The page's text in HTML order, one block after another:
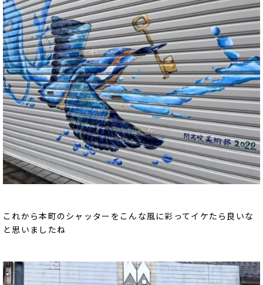
これから本町のシャッターをこんな風に彩ってイケたら良いな
と思いましたね